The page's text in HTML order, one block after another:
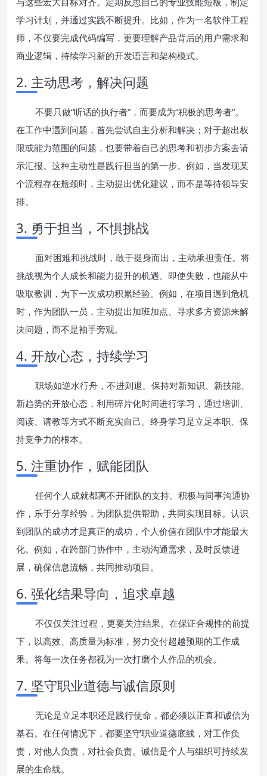
学习计划，并通过实践不断提升。比如，作为一名软件工程
师，不仅要完成代码编写，更要理解产品背后的用户需求和
商业逻辑，持续学习新的开发语言和架构模式。
2. 主动思考，解决问题
不要只做“听话的执行者”，而要成为“积极的思考者”。
在工作中遇到问题，首先尝试自主分析和解决；对于超出权
限或能力范围的问题，也要带着自己的思考和初步方案去请
示汇报。这种主动性是践行担当的第一步。例如，当发现某
个流程存在瓶颈时，主动提出优化建议，而不是等待领导安
排。
3. 勇于担当，不惧挑战
面对困难和挑战时，敢于挺身而出，主动承担责任。将
挑战视为个人成长和能力提升的机遇。即使失败，也能从中
吸取教训，为下一次成功积累经验。例如，在项目遇到危机
时，作为团队一员，主动提出加班加点、寻求多方资源来解
决问题，而不是袖手旁观。
4. 开放心态，持续学习
职场如逆水行舟，不进则退。保持对新知识、新技能、
新趋势的开放心态，利用碎片化时间进行学习，通过培训、
阅读、请教等方式不断充实自己。终身学习是立足本职、保
持竞争力的根本。
5. 注重协作，赋能团队
任何个人成就都离不开团队的支持。积极与同事沟通协
作，乐于分享经验，为团队提供帮助，共同实现目标。认识
到团队的成功才是真正的成功，个人价值在团队中才能最大
化。例如，在跨部门协作中，主动沟通需求，及时反馈进
展，确保信息流畅，共同推动项目。
6. 强化结果导向，追求卓越
不仅仅关注过程，更要关注结果。在保证合规性的前提
下，以高效、高质量为标准，努力交付超越预期的工作成
果。将每一次任务都视为一次打磨个人作品的机会。
7. 坚守职业道德与诚信原则
无论是立足本职还是践行使命，都必须以正直和诚信为
基石。在任何情况下，都要坚守职业道德底线，对工作负
责，对他人负责，对社会负责。诚信是个人与组织可持续发
展的生命线。